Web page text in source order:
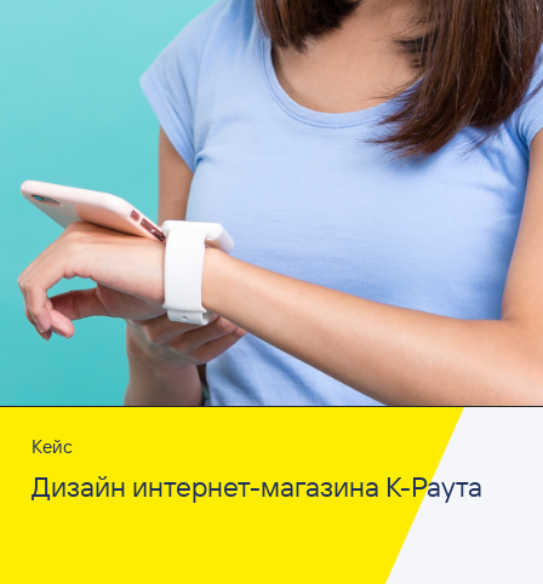
Кейс
Дизайн интернет-магазина К-Раута